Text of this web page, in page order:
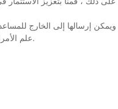
إرسالها إلى الخارج
مثل آلة تشفيه المراتب Sabtech علم الأمراض غير المرغوب فيها تقليد.